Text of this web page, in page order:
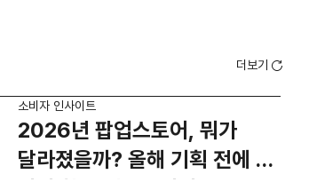
더보기
소비자 인사이트
2026년 팝업스토어, 뭐가
달라졌을까? 올해 기획 전에 꼭